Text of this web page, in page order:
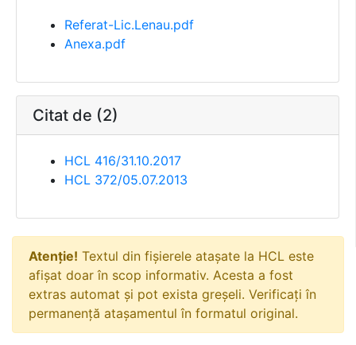
Referat-Lic.Lenau.pdf
Anexa.pdf
Citat de (2)
HCL 416/31.10.2017
HCL 372/05.07.2013
Atenție! Textul din fișierele atașate la HCL este
afișat doar în scop informativ. Acesta a fost
extras automat și pot exista greșeli. Verificați în
permanență atașamentul în formatul original.